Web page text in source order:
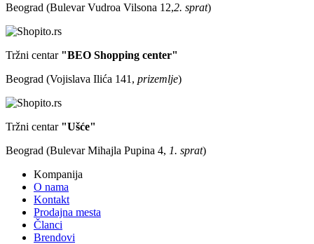
Beograd (Bulevar Vudroa Vilsona 12,2. sprat)
Tržni centar "BEO Shopping center"
Beograd (Vojislava Ilića 141, prizemlje)
Tržni centar "Ušće"
Beograd (Bulevar Mihajla Pupina 4, 1. sprat)
Kompanija
O nama
Kontakt
Prodajna mesta
Članci
Brendovi